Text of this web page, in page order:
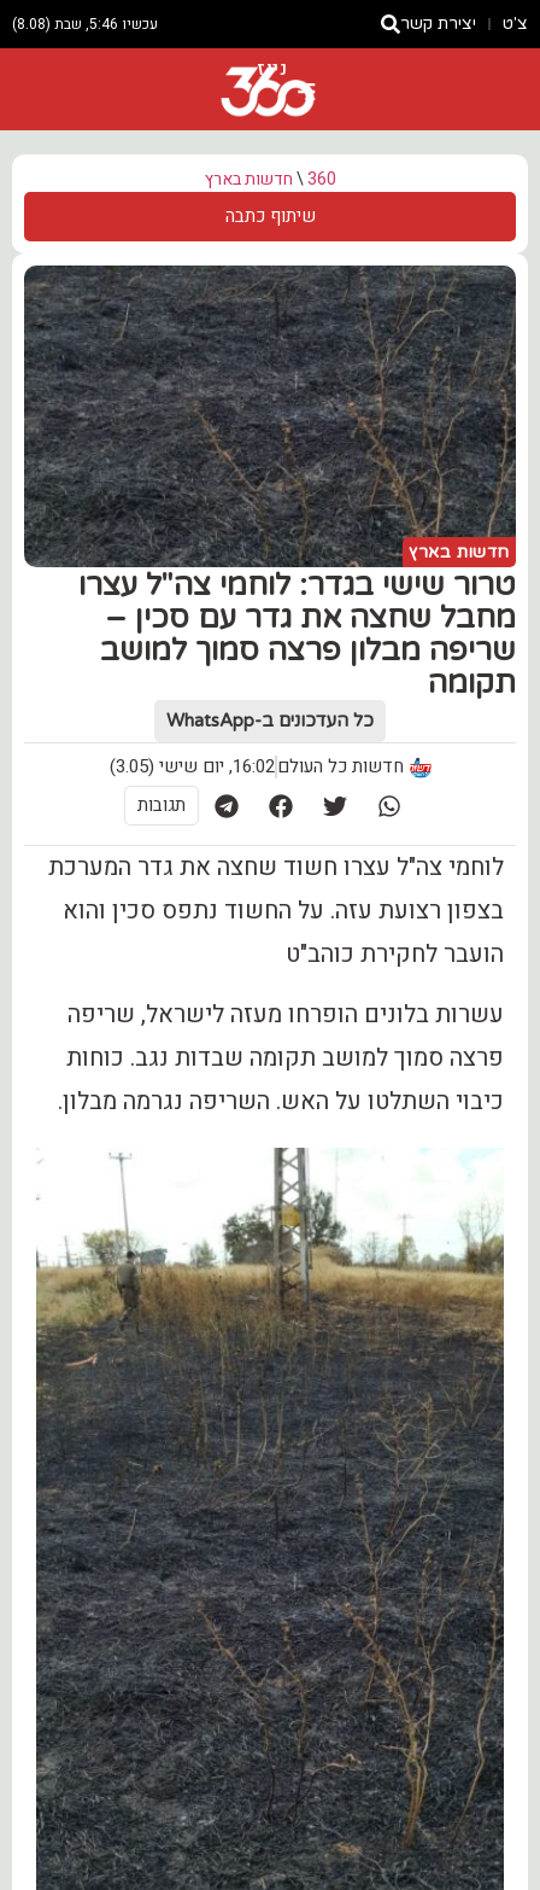
צ'ט יצירת קשר עכשיו 5:46, שבת (8.08)
ניוז
360
\חדשות בארץ
שיתוף כתבה
חדשות בארץ
טרור שישי בגדר: ‏לוחמי צה"ל עצרו
מחבל שחצה את גדר עם סכין –
שריפה מבלון פרצה סמוך למושב
תקומה
כל העדכונים ב-WhatsApp
חדשות כל העולם16:02, יום שישי (3.05)
תגובות
לוחמי צה"ל עצרו חשוד שחצה את גדר המערכת
בצפון רצועת עזה. על החשוד נתפס סכין והוא
הועבר לחקירת כוהב"ט
עשרות בלונים הופרחו מעזה לישראל, שריפה
פרצה סמוך למושב תקומה שבדות נגב. כוחות
כיבוי השתלטו על האש. השריפה נגרמה מבלון.